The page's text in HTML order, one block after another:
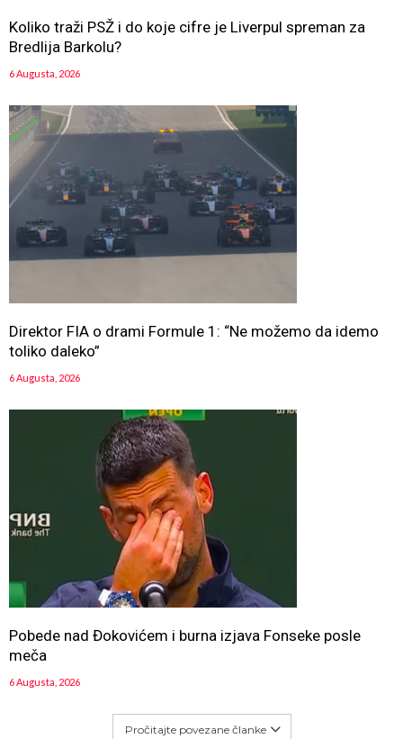
Koliko traži PSŽ i do koje cifre je Liverpul spreman za
Bredlija Barkolu?
6 Augusta, 2026
Direktor FIA o drami Formule 1: “Ne možemo da idemo
toliko daleko”
6 Augusta, 2026
Pobede nad Đokovićem i burna izjava Fonseke posle
meča
6 Augusta, 2026
Pročitajte povezane članke